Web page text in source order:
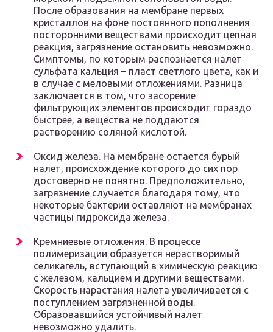
После образования на мембране первых
кристаллов на фоне постоянного пополнения
посторонними веществами происходит цепная
реакция, загрязнение остановить невозможно.
Симптомы, по которым распознается налет
сульфата кальция – пласт светлого цвета, как и
в случае с меловыми отложениями. Разница
заключается в том, что засорение
фильтрующих элементов происходит гораздо
быстрее, а вещества не поддаются
растворению соляной кислотой.
Оксид железа. На мембране остается бурый
налет, происхождение которого до сих пор
достоверно не понятно. Предположительно,
загрязнение случается благодаря тому, что
некоторые бактерии оставляют на мембранах
частицы гидроксида железа.
Кремниевые отложения. В процессе
полимеризации образуется нерастворимый
селикагель, вступающий в химическую реакцию
с железом, кальцием и другими веществами.
Скорость нарастания налета увеличивается с
поступлением загрязненной воды.
Образовавшийся устойчивый налет
невозможно удалить.